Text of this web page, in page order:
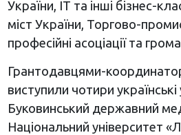
України, IT та інші бізнес-
міст України, Торгово-
професійні асоціації та
Грантодавцями-
виступили чотири українські
Буковинський державний
Національний університет